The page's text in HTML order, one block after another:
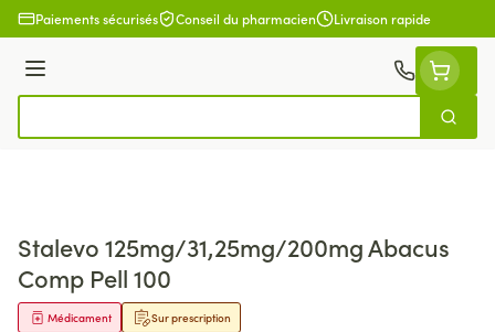
Aller au contenu
Paiements sécurisés Conseil du pharmacien Livraison rapide
Menu
Stalevo 125mg/31,25mg/200mg Abacus
Comp Pell 100
Sur prescription
Médicament